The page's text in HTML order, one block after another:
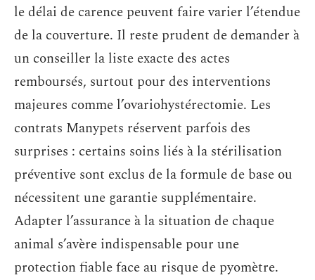
le délai de carence peuvent faire varier l’étendue
de la couverture. Il reste prudent de demander à
un conseiller la liste exacte des actes
remboursés, surtout pour des interventions
majeures comme l’ovariohystérectomie. Les
contrats Manypets réservent parfois des
surprises : certains soins liés à la stérilisation
préventive sont exclus de la formule de base ou
nécessitent une garantie supplémentaire.
Adapter l’assurance à la situation de chaque
animal s’avère indispensable pour une
protection fiable face au risque de pyomètre.